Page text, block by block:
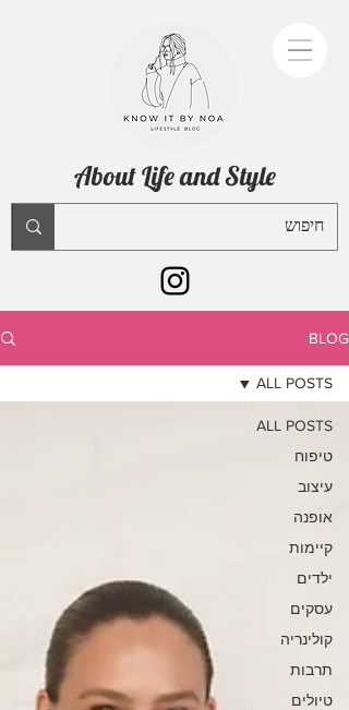
About Life and Style
BLOG
ALL POSTS
טיפוח
עיצוב
אופנה
קיימות
ילדים
עסקים
קולינריה
תרבות
טיולים
ALL POSTS